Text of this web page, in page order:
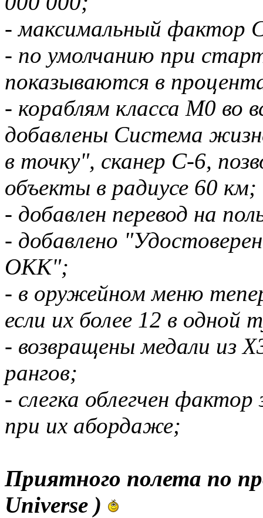
- максимальный фактор
- по умолчанию при
показываются в
- кораблям класса М0 во
добавлены Система
в точку", сканер С-6,
объекты в радиусе 60 км;
- добавлен перевод на
- добавлено
ОКК";
- в оружейном меню
если их более 12 в одной
- возвращены медали из
рангов;
- слегка облегчен
при их абордаже;
Приятного полета по
Universe )